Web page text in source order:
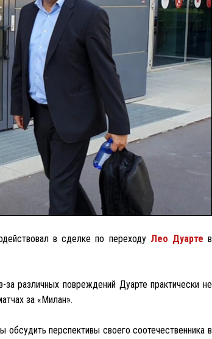
в сделке по переходу Лео Дуарте в
различных повреждений Дуарте практически не
за «Милан».
перспективы своего соотечественника в